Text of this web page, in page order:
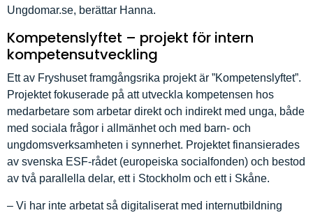
Ungdomar.se, berättar Hanna.
Kompetenslyftet – projekt för intern
kompetensutveckling
Ett av Fryshuset framgångsrika projekt är ”Kompetenslyftet”.
Projektet fokuserade på att utveckla kompetensen hos
medarbetare som arbetar direkt och indirekt med unga, både
med sociala frågor i allmänhet och med barn- och
ungdomsverksamheten i synnerhet. Projektet finansierades
av svenska ESF-rådet (europeiska socialfonden) och bestod
av två parallella delar, ett i Stockholm och ett i Skåne.
– Vi har inte arbetat så digitaliserat med internutbildning